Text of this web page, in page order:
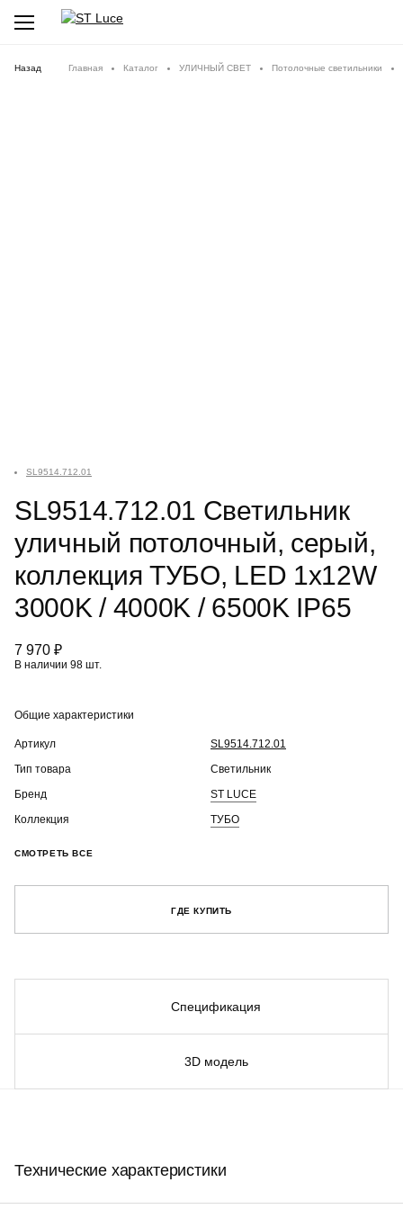
Назад Главная Каталог УЛИЧНЫЙ СВЕТ Потолочные светильники
SL9514.712.01
SL9514.712.01 Светильник
уличный потолочный, серый,
коллекция ТУБО, LED 1x12W
3000K / 4000K / 6500K IP65
7 970 ₽
В наличии 98 шт.
Общие характеристики
Артикул
SL9514.712.01
Тип товара
Светильник
Бренд
ST LUCE
Коллекция
ТУБО
СМОТРЕТЬ ВСЕ
ГДЕ КУПИТЬ
Спецификация
3D модель
Технические характеристики